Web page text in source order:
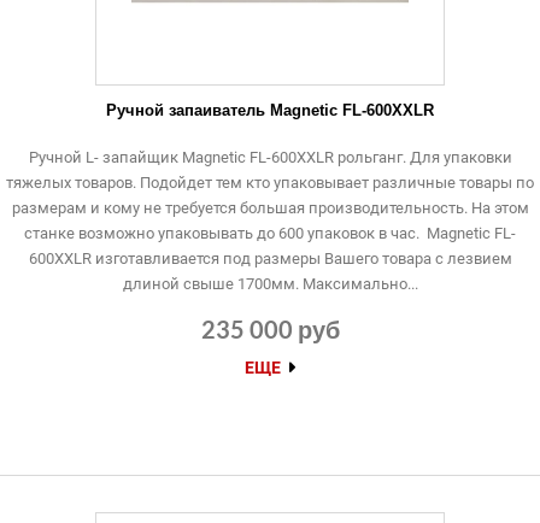
Ручной запаиватель Magnetic FL-600XXLR
Ручной L- запайщик Magnetic FL-600XXLR рольганг. Для упаковки
тяжелых товаров. Подойдет тем кто упаковывает различные товары по
размерам и кому не требуется большая производительность. На этом
станке возможно упаковывать до 600 упаковок в час. Magnetic FL-
600XXLR изготавливается под размеры Вашего товара с лезвием
длиной свыше 1700мм. Максимально...
235 000 руб
ЕЩЕ